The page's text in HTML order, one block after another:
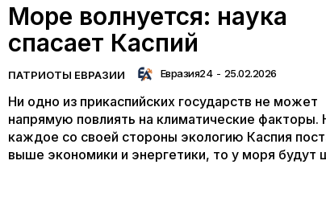
Море волнуется: наука
спасает Каспий
ПАТРИОТЫ ЕВРАЗИИ Евразия24 - 25.02.2026
Ни одно из прикаспийских государств не может
напрямую повлиять на климатические факторы.
каждое со своей стороны экологию Каспия
выше экономики и энергетики, то у моря будут